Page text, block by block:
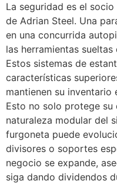
La seguridad es el
de Adrian Steel. Una
en una concurrida
las herramientas
Estos sistemas de
características
mantienen su inventario
Esto no solo protege su
naturaleza modular del
furgoneta puede
divisores o soportes
negocio se expande,
siga dando dividendos